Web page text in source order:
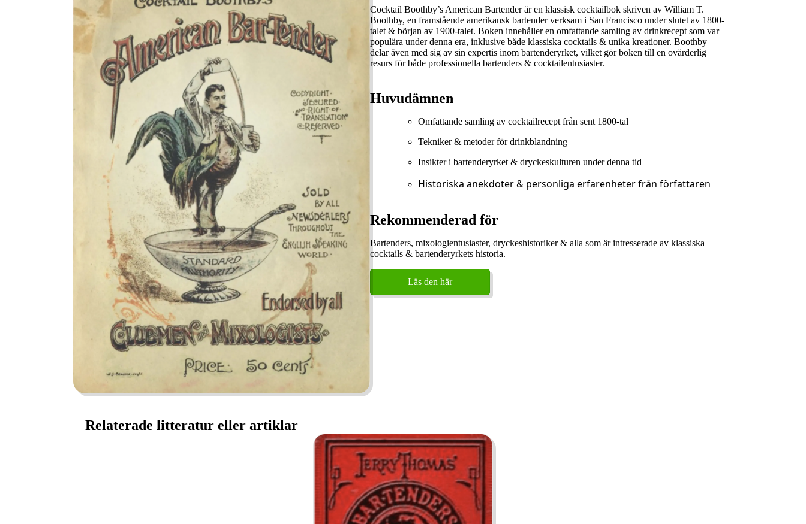
Cocktail Boothby’s American Bartender är en klassisk cocktailbok skriven av William T.
Boothby, en framstående amerikansk bartender verksam i San Francisco under slutet av 1800-
talet & början av 1900-talet. Boken innehåller en omfattande samling av drinkrecept som var
populära under denna era, inklusive både klassiska cocktails & unika kreationer. Boothby
delar även med sig av sin expertis inom bartenderyrket, vilket gör boken till en ovärderlig
resurs för både professionella bartenders & cocktailentusiaster.
Huvudämnen
Omfattande samling av cocktailrecept från sent 1800-tal
Tekniker & metoder för drinkblandning
Insikter i bartenderyrket & dryckeskulturen under denna tid
Historiska anekdoter & personliga erfarenheter från författaren
Rekommenderad för
Bartenders, mixologientusiaster, dryckeshistoriker & alla som är intresserade av klassiska
cocktails & bartenderyrkets historia.
Läs den här
Relaterade litteratur eller artiklar